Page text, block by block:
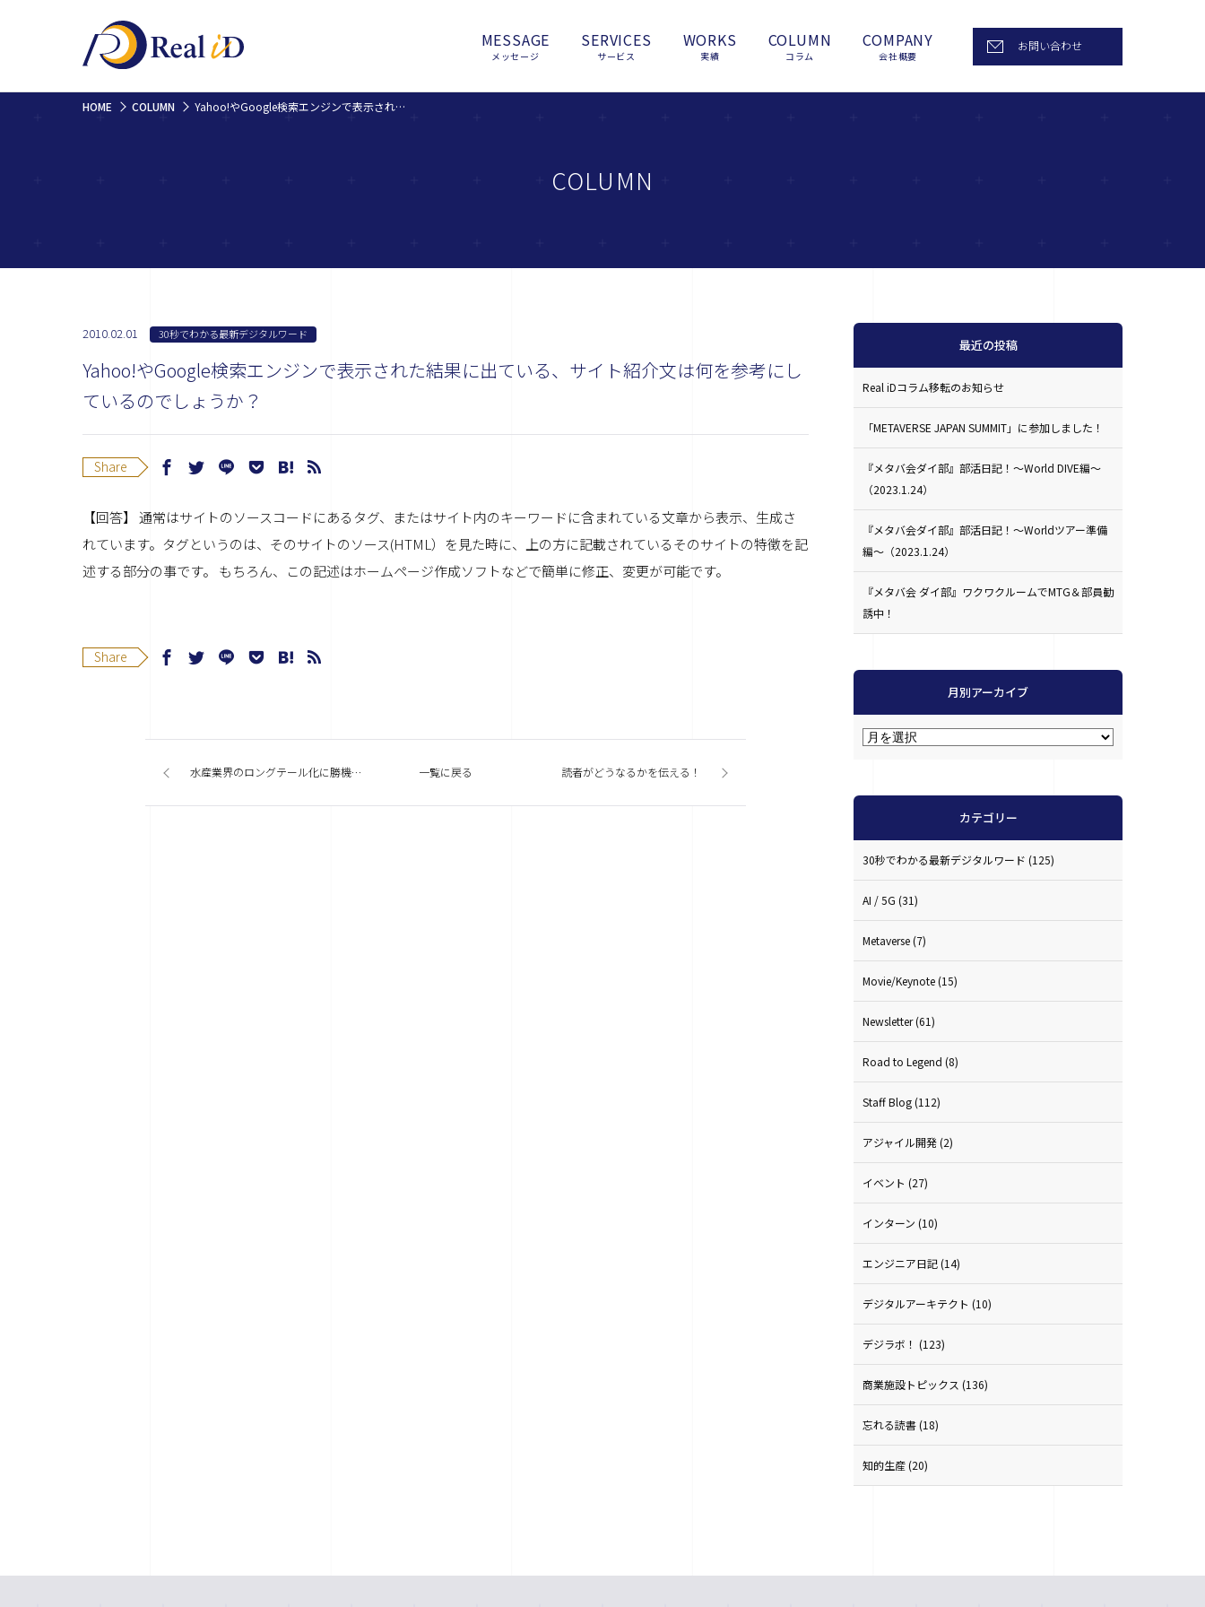
MESSAGE
メッセージ
SERVICES
サービス
WORKS
実績
COLUMN
コラム
COMPANY
会社概要
お問い合わせ
HOME COLUMN Yahoo!やGoogle検索エンジンで表示された結果に出ている、サイト紹介文は何を参考にしているのでしょうか？
COLUMN
2010.02.01 30秒でわかる最新デジタルワード
Yahoo!やGoogle検索エンジンで表示された結果に出ている、サイト紹介文は何を参考にし
ているのでしょうか？
Share
【回答】 通常はサイトのソースコードにあるタグ、またはサイト内のキーワードに含まれている文章から表示、生成さ
れています。タグというのは、そのサイトのソース(HTML）を見た時に、上の方に記載されているそのサイトの特徴を記
述する部分の事です。 もちろん、この記述はホームページ作成ソフトなどで簡単に修正、変更が可能です。
Share
水産業界のロングテール化に勝機を見た！ 一覧に戻る 読者がどうなるかを伝える！
最近の投稿
Real iDコラム移転のお知らせ
「METAVERSE JAPAN SUMMIT」に参加しました！
『メタバ会ダイ部』部活日記！〜World DIVE編〜
（2023.1.24）
『メタバ会ダイ部』部活日記！〜Worldツアー準備
編〜（2023.1.24）
『メタバ会 ダイ部』ワクワクルームでMTG＆部員勧
誘中！
月別アーカイブ
カテゴリー
30秒でわかる最新デジタルワード (125)
AI / 5G (31)
Metaverse(7)
Movie/Keynote(15)
Newsletter(61)
Road to Legend (8)
Staff Blog(112)
アジャイル開発(2)
イベント (27)
インターン (10)
エンジニア日記(14)
デジタルアーキテクト (10)
デジラボ！ (123)
商業施設トピックス (136)
忘れる読書(18)
知的生産(20)